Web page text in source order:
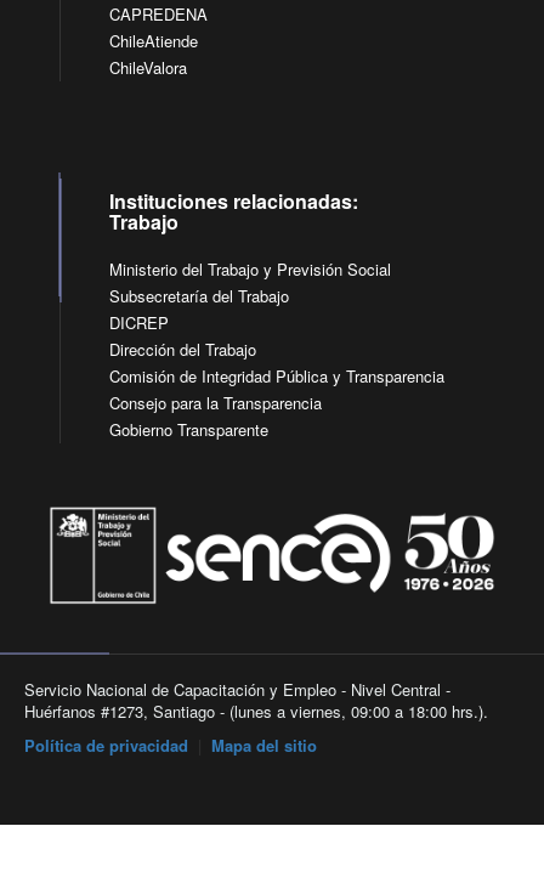
CAPREDENA
ChileAtiende
ChileValora
Instituciones relacionadas:
Trabajo
Ministerio del Trabajo y Previsión Social
Subsecretaría del Trabajo
DICREP
Dirección del Trabajo
Comisión de Integridad Pública y Transparencia
Consejo para la Transparencia
Gobierno Transparente
Servicio Nacional de Capacitación y Empleo - Nivel Central -
Huérfanos #1273, Santiago - (lunes a viernes, 09:00 a 18:00 hrs.).
Política de privacidad
Mapa del sitio